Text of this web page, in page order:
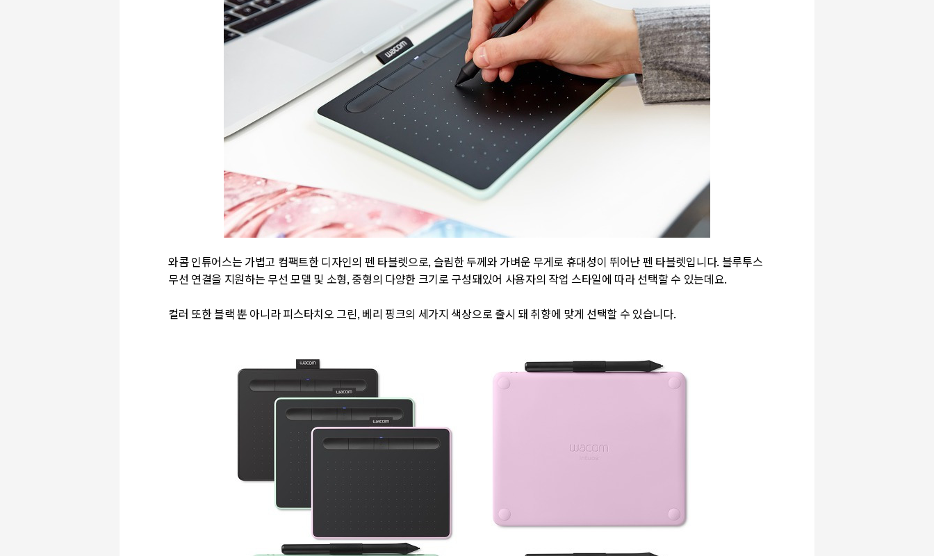
와콤 인튜어스는 가볍고 컴팩트한 디자인의 펜 타블렛으로, 슬림한 두께와 가벼운 무게로 휴대성이 뛰어난 펜 타블렛입니다. 블루투스
무선 연결을 지원하는 무선 모델 및 소형, 중형의 다양한 크기로 구성돼있어 사용자의 작업 스타일에 따라 선택할 수 있는데요.
컬러 또한 블랙 뿐 아니라 피스타치오 그린, 베리 핑크의 세가지 색상으로 출시 돼 취향에 맞게 선택할 수 있습니다.